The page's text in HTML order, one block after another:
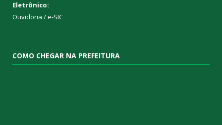
Eletrônico:
Ouvidoria /e-SIC
COMO CHEGAR NA PREFEITURA